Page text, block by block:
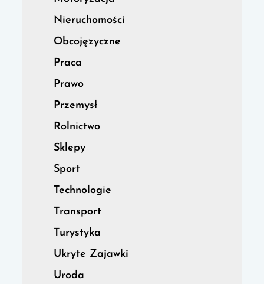
Nieruchomości
Obcojęzyczne
Praca
Prawo
Przemysł
Rolnictwo
Sklepy
Sport
Technologie
Transport
Turystyka
Ukryte Zajawki
Uroda